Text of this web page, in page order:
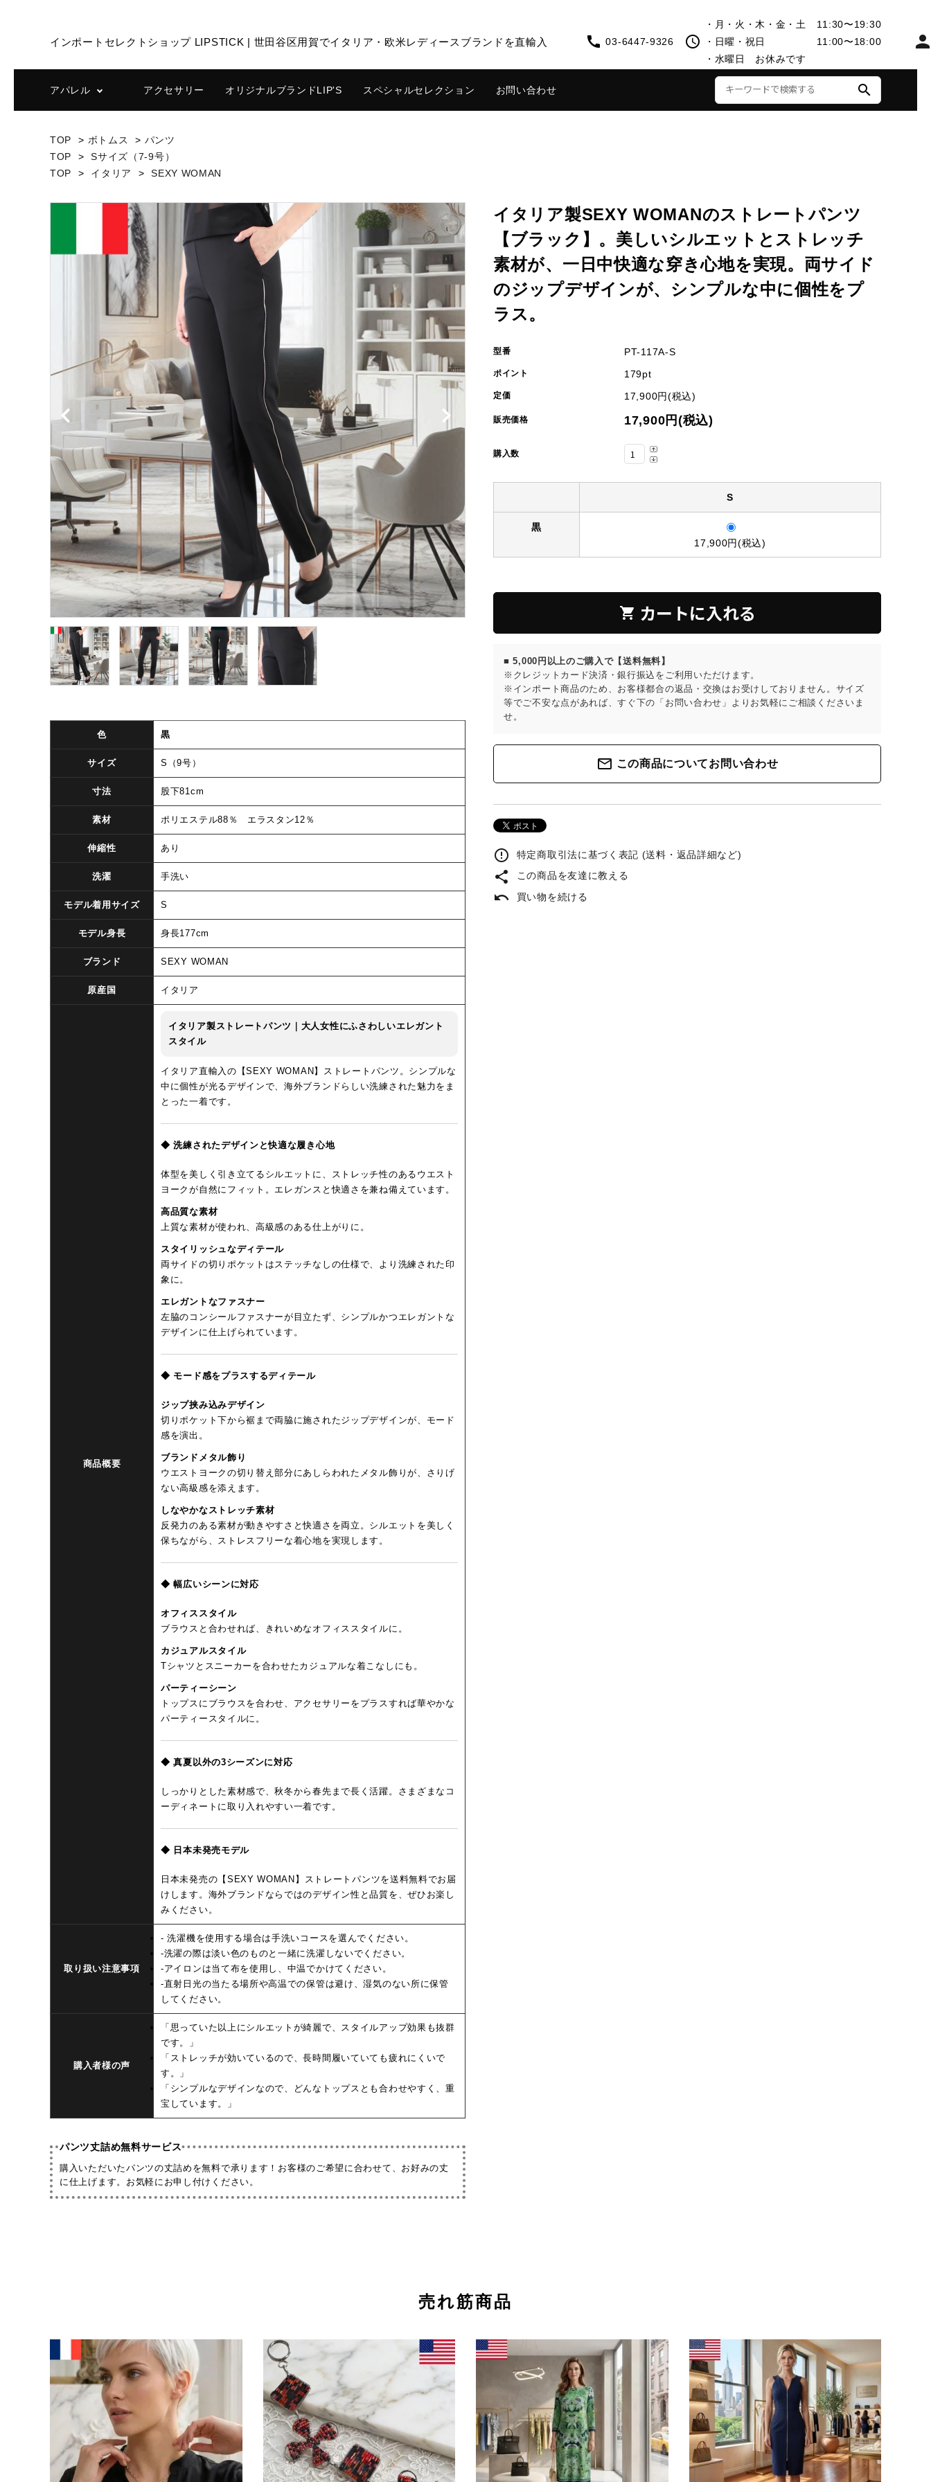
インポートセレクトショップ LIPSTICK | 世田谷区用賀でイタリア・欧米レディースブランドを直輸入 call 03-6447-9326 schedule
・月・火・木・金・土 11:30〜19:30
・日曜・祝日 11:00〜18:00
・水曜日 お休みです
アパレル
トップス
アクセサリー オリジナルブランドLIP'S スペシャルセレクション お問い合わせ search
TOP > ボトムス > パンツ
TOP
>
Sサイズ（7-9号）
TOP
> イタリア > SEXY WOMAN
色 黒
サイズ S（9号）
寸法 股下81cm
素材 ポリエステル88％ エラスタン12％
伸縮性 あり
洗濯 手洗い
モデル着用サイズ S
モデル身長 身長177cm
ブランド SEXY WOMAN
原産国 イタリア
商品概要
イタリア製ストレートパンツ｜大人女性にふさわしいエレガント
スタイル
イタリア直輸入の【SEXY WOMAN】ストレートパンツ。シンプルな
中に個性が光るデザインで、海外ブランドらしい洗練された魅力をま
とった一着です。
◆ 洗練されたデザインと快適な履き心地
体型を美しく引き立てるシルエットに、ストレッチ性のあるウエスト
ヨークが自然にフィット。エレガンスと快適さを兼ね備えています。
高品質な素材
上質な素材が使われ、高級感のある仕上がりに。
スタイリッシュなディテール
両サイドの切りポケットはステッチなしの仕様で、より洗練された印
象に。
エレガントなファスナー
左脇のコンシールファスナーが目立たず、シンプルかつエレガントな
デザインに仕上げられています。
◆ モード感をプラスするディテール
ジップ挟み込みデザイン
切りポケット下から裾まで両脇に施されたジップデザインが、モード
感を演出。
ブランドメタル飾り
ウエストヨークの切り替え部分にあしらわれたメタル飾りが、さりげ
ない高級感を添えます。
しなやかなストレッチ素材
反発力のある素材が動きやすさと快適さを両立。シルエットを美しく
保ちながら、ストレスフリーな着心地を実現します。
◆ 幅広いシーンに対応
オフィススタイル
ブラウスと合わせれば、きれいめなオフィススタイルに。
カジュアルスタイル
Tシャツとスニーカーを合わせたカジュアルな着こなしにも。
パーティーシーン
トップスにブラウスを合わせ、アクセサリーをプラスすれば華やかな
パーティースタイルに。
◆ 真夏以外の3シーズンに対応
しっかりとした素材感で、秋冬から春先まで長く活躍。さまざまなコ
ーディネートに取り入れやすい一着です。
◆ 日本未発売モデル
日本未発売の【SEXY WOMAN】ストレートパンツを送料無料でお届
けします。海外ブランドならではのデザイン性と品質を、ぜひお楽し
みください。
取り扱い注意事項
- 洗濯機を使用する場合は手洗いコースを選んでください。
-洗濯の際は淡い色のものと一緒に洗濯しないでください。
-アイロンは当て布を使用し、中温でかけてください。
-直射日光の当たる場所や高温での保管は避け、湿気のない所に保管
してください。
購入者様の声
「思っていた以上にシルエットが綺麗で、スタイルアップ効果も抜群
です。」
「ストレッチが効いているので、長時間履いていても疲れにくいで
す。」
「シンプルなデザインなので、どんなトップスとも合わせやすく、重
宝しています。」
パンツ丈詰め無料サービス
購入いただいたパンツの丈詰めを無料で承ります！お客様のご希望に合わせて、お好みの丈
に仕上げます。お気軽にお申し付けください。
イタリア製SEXY WOMANのストレートパンツ
【ブラック】。美しいシルエットとストレッチ
素材が、一日中快適な穿き心地を実現。両サイド
のジップデザインが、シンプルな中に個性をプ
ラス。
型番 PT-117A-S
ポイント 179pt
定価 17,900円(税込)
販売価格 17,900円(税込)
購入数
S
黒
17,900円(税込)
shopping_cart カートに入れる
■ 5,000円以上のご購入で【送料無料】
※クレジットカード決済・銀行振込をご利用いただけます。
※インポート商品のため、お客様都合の返品・交換はお受けしておりません。サイズ
等でご不安な点があれば、すぐ下の「お問い合わせ」よりお気軽にご相談くださいま
せ。
mail_outline この商品についてお問い合わせ
error_outline 特定商取引法に基づく表記 (送料・返品詳細など)
share この商品を友達に教える
undo 買い物を続ける
売れ筋商品